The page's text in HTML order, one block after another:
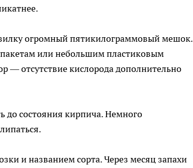
огромный пятикилограммовый мешок.
или небольшим пластиковым
— отсутствие кислорода дополнительно
до состояния кирпича. Немного
и названием сорта. Через месяц запахи